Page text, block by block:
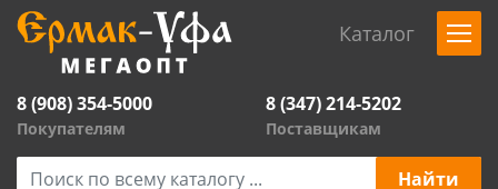
Каталог
8 (908) 354-5000
Покупателям
8 (347) 214-5202
Поставщикам